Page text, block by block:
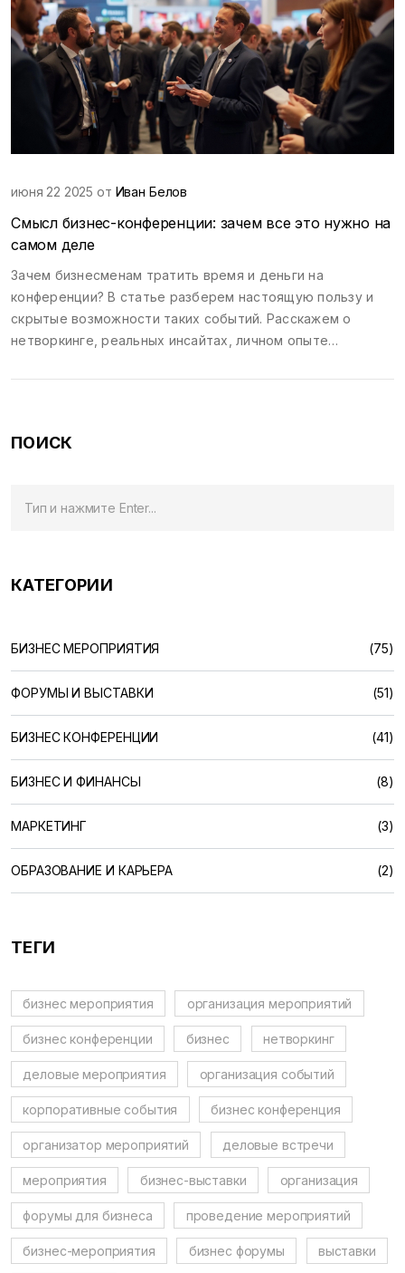
июня 22 2025 от Иван Белов
Смысл бизнес-конференции: зачем все это нужно на
самом деле
Зачем бизнесменам тратить время и деньги на
конференции? В статье разберем настоящую пользу и
скрытые возможности таких событий. Расскажем о
нетворкинге, реальных инсайтах, личном опыте
советами, как выжать максимум из каждой встречи. Вы
ПОИСК
КАТЕГОРИИ
БИЗНЕС МЕРОПРИЯТИЯ (75)
ФОРУМЫ И ВЫСТАВКИ (51)
БИЗНЕС КОНФЕРЕНЦИИ (41)
БИЗНЕС И ФИНАНСЫ (8)
МАРКЕТИНГ (3)
ОБРАЗОВАНИЕ И КАРЬЕРА (2)
ТЕГИ
бизнес мероприятия организация мероприятий
бизнес конференции бизнес нетворкинг
деловые мероприятия организация событий
корпоративные события бизнес конференция
организатор мероприятий деловые встречи
мероприятия бизнес-выставки организация
форумы для бизнеса проведение мероприятий
бизнес-мероприятия бизнес форумы выставки